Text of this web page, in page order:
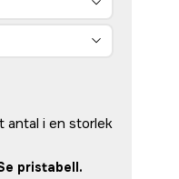
antal i en storlek
pristabell.